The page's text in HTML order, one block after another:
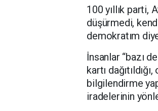
100 yıllık parti,
düşürmedi,
demokratım
İnsanlar “bazı
kartı
bilgilendirme
iradelerinin